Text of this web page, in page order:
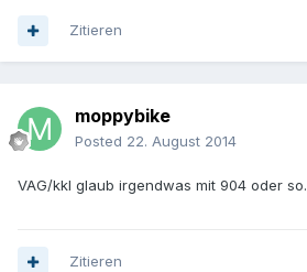
Zitieren
moppybike
Posted 22. August 2014
VAG/kkl glaub irgendwas mit 904 oder so.
Zitieren